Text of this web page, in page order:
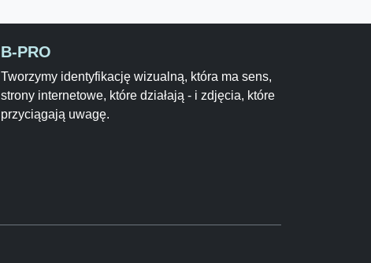
B-PRO
Tworzymy identyfikację wizualną, która ma sens,
strony internetowe, które działają - i zdjęcia, które
przyciągają uwagę.